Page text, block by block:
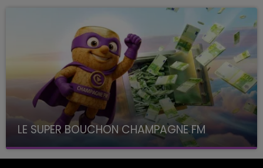
LE SUPER BOUCHON CHAMPAGNE FM
avec La Famille Champagne FM, à 8H10